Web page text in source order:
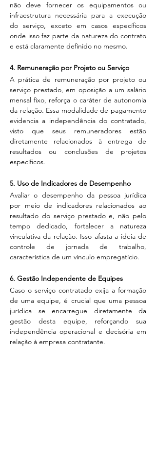
não deve fornecer os equipamentos ou
infraestrutura necessária para a execução
do serviço, exceto em casos específicos
onde isso faz parte da natureza do contrato
e está claramente definido no mesmo.
4. Remuneração por Projeto ou Serviço
A prática de remuneração por projeto ou
serviço prestado, em oposição a um salário
mensal fixo, reforça o caráter de autonomia
da relação. Essa modalidade de pagamento
evidencia a independência do contratado,
visto que seus remuneradores estão
diretamente relacionados à entrega de
resultados ou conclusões de projetos
específicos.
5. Uso de Indicadores de Desempenho
Avaliar o desempenho da pessoa jurídica
por meio de indicadores relacionados ao
resultado do serviço prestado e, não pelo
tempo dedicado, fortalecer a natureza
vinculativa da relação. Isso afasta a ideia de
controle de jornada de trabalho,
característica de um vínculo empregatício.
6. Gestão Independente de Equipes
Caso o serviço contratado exija a formação
de uma equipe, é crucial que uma pessoa
jurídica se encarregue diretamente da
gestão desta equipe, reforçando sua
independência operacional e decisória em
relação à empresa contratante.